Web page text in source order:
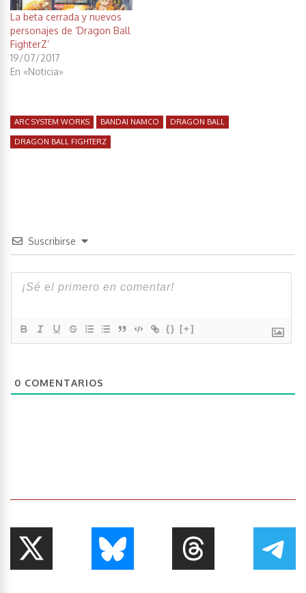
La beta cerrada y nuevos
personajes de ‘Dragon Ball
FighterZ’
19/07/2017
En «Noticia»
ARC SYSTEM WORKS BANDAI NAMCO DRAGON BALL
DRAGON BALL FIGHTERZ
Suscribirse
{} [+]
0 COMENTARIOS